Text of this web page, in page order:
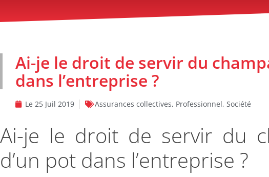
Ai-je le droit de servir du
dans l’entreprise ?
Le 25 Juil 2019 Assurances collectives, Professionnel, Société
Ai-je le droit de servir du
d’un pot dans l’entreprise ?